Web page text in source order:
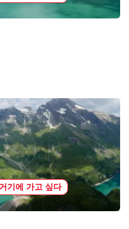
기에 가고 싶다